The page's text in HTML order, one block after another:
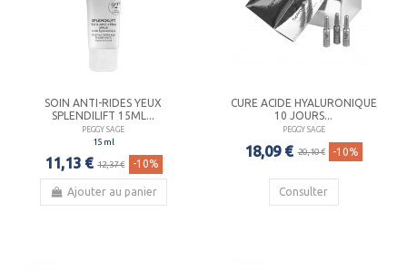
SOIN ANTI-RIDES YEUX
SPLENDILIFT 15ML...
PEGGY SAGE
15 ml
11,13 € 12,37 € -10%
Ajouter au panier
CURE ACIDE HYALURONIQUE
10 JOURS...
PEGGY SAGE
18,09 € 20,10 € -10%
Consulter